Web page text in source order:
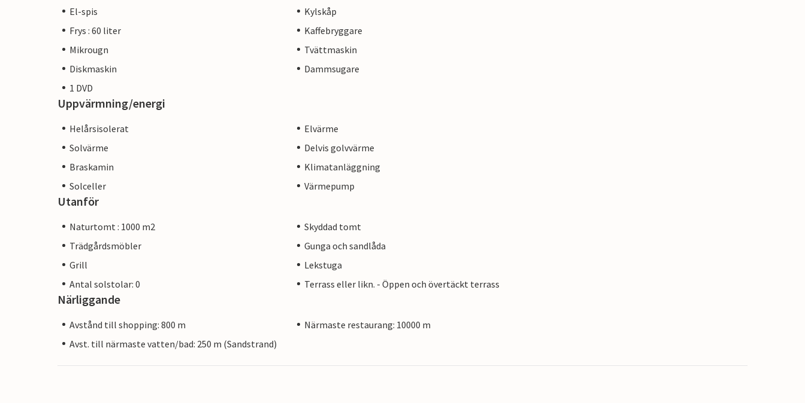
El-spis
Kylskåp
Frys : 60 liter
Kaffebryggare
Mikrougn
Tvättmaskin
Diskmaskin
Dammsugare
1 DVD
Uppvärmning/energi
Helårsisolerat
Elvärme
Solvärme
Delvis golvvärme
Braskamin
Klimatanläggning
Solceller
Värmepump
Utanför
Naturtomt : 1000 m2
Skyddad tomt
Trädgårdsmöbler
Gunga och sandlåda
Grill
Lekstuga
Antal solstolar: 0
Terrass eller likn. - Öppen och övertäckt terrass
Närliggande
Avstånd till shopping: 800 m
Närmaste restaurang: 10000 m
Avst. till närmaste vatten/bad: 250 m (Sandstrand)